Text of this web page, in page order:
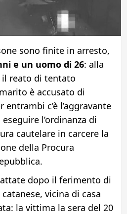
sono finite in arresto,
e un uomo di 26: alla
reato di tentato
è accusato di
c’è l’aggravante
l’ordinanza di
cautelare in carcere la
della Procura
dopo il ferimento di
vicina di casa
la vittima la sera del 20